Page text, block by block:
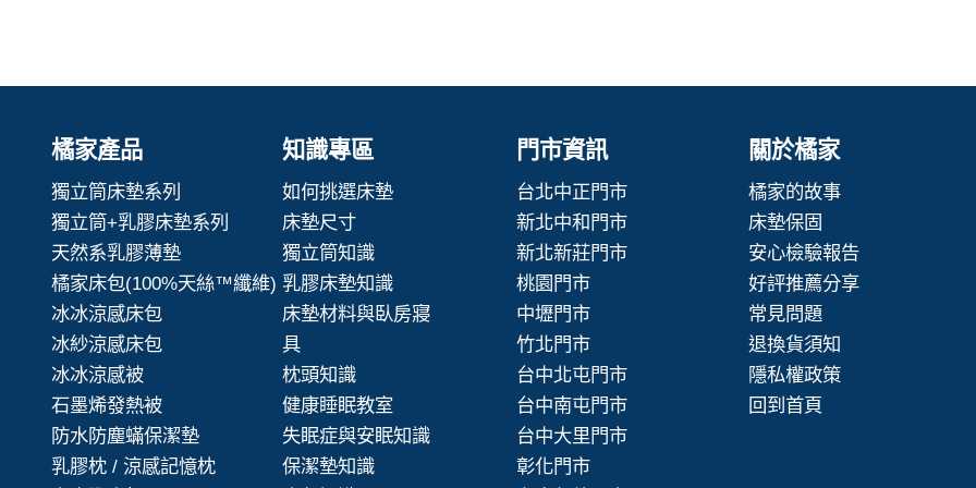
橘家產品
獨立筒床墊系列
獨立筒+乳膠床墊系列
天然系乳膠薄墊
橘家床包(100%天絲™纖維)
冰冰涼感床包
冰紗涼感床包
冰冰涼感被
石墨烯發熱被
防水防塵蟎保潔墊
乳膠枕 / 涼感記憶枕
知識專區
如何挑選床墊
床墊尺寸
獨立筒知識
乳膠床墊知識
床墊材料與臥房寢
具
枕頭知識
健康睡眠教室
失眠症與安眠知識
保潔墊知識
門市資訊
台北中正門市
新北中和門市
新北新莊門市
桃園門市
中壢門市
竹北門市
台中北屯門市
台中南屯門市
台中大里門市
彰化門市
關於橘家
橘家的故事
床墊保固
安心檢驗報告
好評推薦分享
常見問題
退換貨須知
隱私權政策
回到首頁